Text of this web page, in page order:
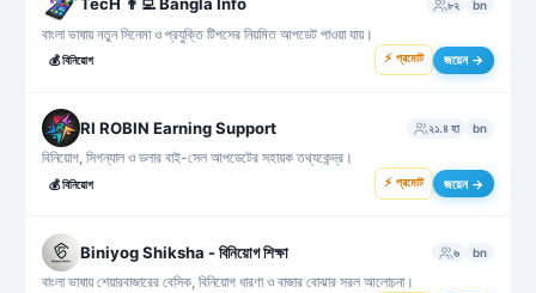
TecH 👨‍💻 Bangla Info ৮২ bn
বাংলা ভাষায় নতুন সিনেমা ও প্রযুক্তি টিপসের নিয়মিত আপডেট পাওয়া যায়।
💰বিনিয়োগ ⚡ প্রমোট জয়েন →
RI ROBIN Earning Support ২১.৪ হা bn
বিনিয়োগ, সিগন্যাল ও ডলার বাই-সেল আপডেটের সহায়ক তথ্যকেন্দ্র।
💰বিনিয়োগ ⚡ প্রমোট জয়েন →
Biniyog Shiksha - বিনিয়োগ শিক্ষা ৬ bn
বাংলা ভাষায় শেয়ারবাজারের বেসিক, বিনিয়োগ ধারণা ও বাজার বোঝার সরল আলোচনা।